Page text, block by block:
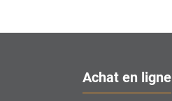
Achat en ligne